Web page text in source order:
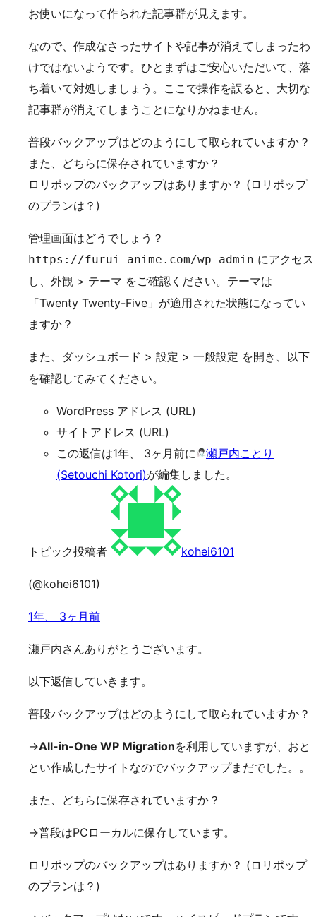
お使いになって作られた記事群が見えます。
なので、作成なさったサイトや記事が消えてしまったわ
けではないようです。ひとまずはご安心いただいて、落
ち着いて対処しましょう。ここで操作を誤ると、大切な
記事群が消えてしまうことになりかねません。
普段バックアップはどのようにして取られていますか？
また、どちらに保存されていますか？
ロリポップのバックアップはありますか？ (ロリポップ
のプランは？)
管理画面はどうでしょう？
https://furui-anime.com/wp-admin にアクセス
し、 外観 > テーマ をご確認ください。テーマは
「Twenty Twenty-Five」が適用された状態になってい
ますか？
また、 ダッシュボード > 設定 > 一般設定 を開き、以下
を確認してみてください。
WordPress アドレス (URL)
サイトアドレス (URL)
この返信は1年、 3ヶ月前に
瀬戸内ことり
(Setouchi Kotori)が編集しました。
トピック投稿者 kohei6101
(@kohei6101)
1年、 3ヶ月前
瀬戸内さんありがとうございます。
以下返信していきます。
普段バックアップはどのようにして取られていますか？
→All-in-One WP Migrationを利用していますが、おと
とい作成したサイトなのでバックアップまだでした。。
また、どちらに保存されていますか？
→普段はPCローカルに保存しています。
ロリポップのバックアップはありますか？ (ロリポップ
のプランは？)